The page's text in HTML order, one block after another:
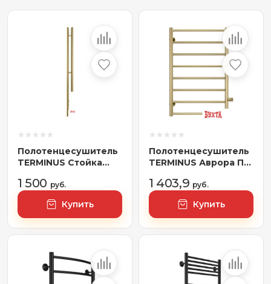
Полотенцесушитель
TERMINUS Стойка
(золото)
1 500 руб.
Купить
Полотенцесушитель
TERMINUS Аврора П8
матовое,с боковым
подключением 500)
1 403,9 руб.
Купить